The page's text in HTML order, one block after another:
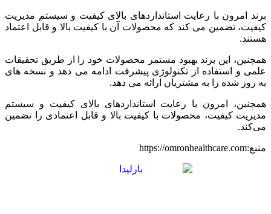
برند امرون با رعایت استانداردهای بالای کیفیت و سیستم مدیریت
کیفیت، تضمین می کند که محصولات آن با کیفیت بالا و قابل اعتماد
هستند.
همچنین، این برند بهبود مستمر محصولات خود را از طریق تحقیقات
علمی و استفاده از تکنولوژی پیشرفت ادامه می دهد و نسخه های
به روز شده را به مشتریان ارائه می دهد.
همچنین، امرون با رعایت استانداردهای بالای کیفیت و سیستم
مدیریت کیفیت، محصولات با کیفیت بالا و قابل اعتمادی را تضمین
می‌کند.
منبع:https://omronhealthcare.com